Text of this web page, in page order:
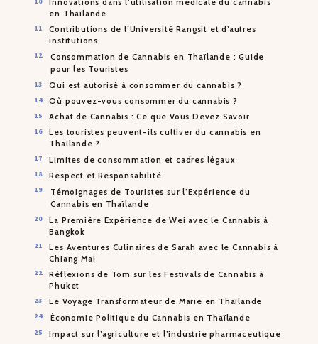
Innovations dans l’utilisation médicale du cannabis
en Thaïlande
Contributions de l’Université Rangsit et d’autres
institutions
Consommation de Cannabis en Thaïlande : Guide
pour les Touristes
Qui est autorisé à consommer du cannabis ?
Où pouvez-vous consommer du cannabis ?
Achat de Cannabis : Ce que Vous Devez Savoir
Les touristes peuvent-ils cultiver du cannabis en
Thaïlande ?
Limites de consommation et cadres légaux
Respect et Responsabilité
Témoignages de Touristes sur l’Expérience du
Cannabis en Thaïlande
La Première Expérience de Wei avec le Cannabis à
Bangkok
Les Aventures Culinaires de Sarah avec le Cannabis à
Chiang Mai
Réflexions de Tom sur les Festivals de Cannabis à
Phuket
Le Voyage Transformateur de Marie en Thaïlande
Économie Politique du Cannabis en Thaïlande
Impact sur l’agriculture et l’industrie pharmaceutique